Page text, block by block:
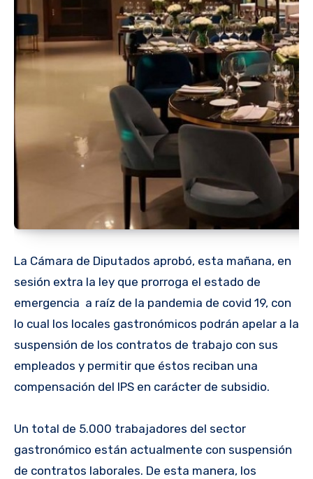
La Cámara de Diputados aprobó, esta mañana, en
sesión extra la ley que prorroga el estado de
emergencia a raíz de la pandemia de covid 19, con
lo cual los locales gastronómicos podrán apelar a la
suspensión de los contratos de trabajo con sus
empleados y permitir que éstos reciban una
compensación del IPS en carácter de subsidio.
Un total de 5.000 trabajadores del sector
gastronómico están actualmente con suspensión
de contratos laborales. De esta manera, los